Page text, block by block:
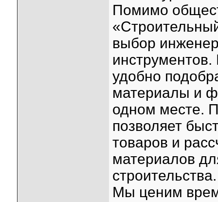
Помимо
выбор
удобно
материалы и
одном месте.
позволяет
товаров и
материалов
строительства.
Мы ценим